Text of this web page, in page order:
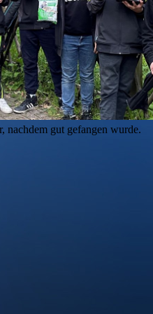
nachdem gut gefangen wurde.